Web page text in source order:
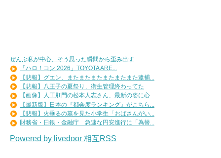
ぜんぶ私が中心、そう思った瞬間から歪み出す
「ハロ！コン 2026」TOYOTA ARE...
【悲報】グエン、またまたまたまたまたまた逮捕...
【悲報】八王子の夏祭り、衛生管理終わってた
【画像】人工肛門の松本人志さん、最新の姿に心...
【最新版】日本の『都会度ランキング』がこちら...
【悲報】火垂るの墓を見た小学生「おばさんがい...
財務省・日銀・金融庁 急速な円安進行に「為替...
Powered by livedoor 相互RSS